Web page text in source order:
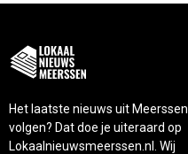
Het laatste nieuws uit Meerssen
volgen? Dat doe je uiteraard op
Lokaalnieuwsmeerssen.nl. Wij